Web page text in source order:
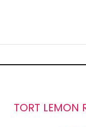
TORT LEMON